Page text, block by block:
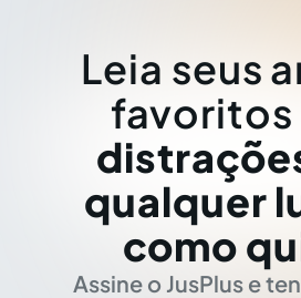
Leia seus
favoritos
qualquer
como
Assine o JusPlus e